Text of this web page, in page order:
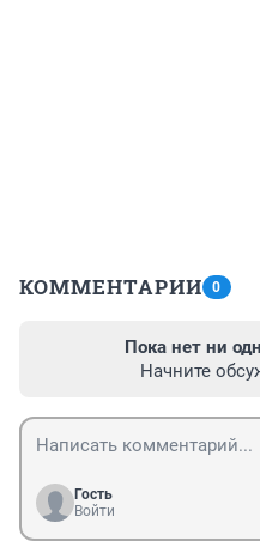
КОММЕНТАРИИ 0
Пока нет ни
Начните
Гость
Войти